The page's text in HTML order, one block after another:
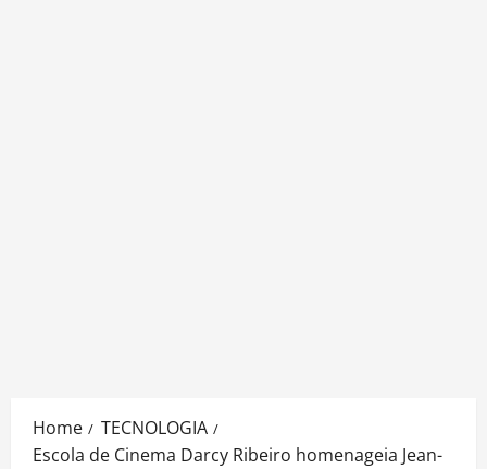
Home
TECNOLOGIA
Escola de Cinema Darcy Ribeiro homenageia Jean-